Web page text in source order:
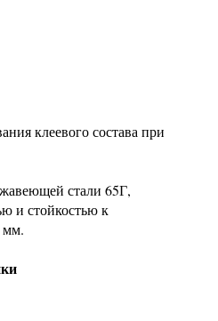
клеевого состава при
стали 65Г,
и стойкостью к
мм.